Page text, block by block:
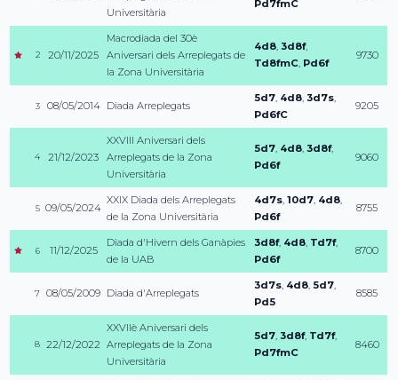
Universitària
Pd7fmC
2 20/11/2025
Macrodiada del 30è
Aniversari dels Arreplegats de
la Zona Universitària
4d8,3d8f,
Td8fmC, Pd6f
9730
3 08/05/2014 Diada Arreplegats
5d7, 4d8,3d7s,
Pd6fC
9205
4 21/12/2023
XXVIII Aniversari dels
Arreplegats de la Zona
Universitària
5d7, 4d8,3d8f,
Pd6f
9060
5 09/05/2024
XXIX Diada dels Arreplegats
de la Zona Universitària
4d7s,10d7, 4d8,
Pd6f
8755
6 11/12/2025
Diada d'Hivern dels Ganàpies
de la UAB
3d8f, 4d8, Td7f,
Pd6f
8700
7 08/05/2009 Diada d'Arreplegats
3d7s, 4d8,5d7,
Pd5
8585
8 22/12/2022
XXVIIè Aniversari dels
Arreplegats de la Zona
Universitària
5d7,3d8f, Td7f,
Pd7fmC
8460